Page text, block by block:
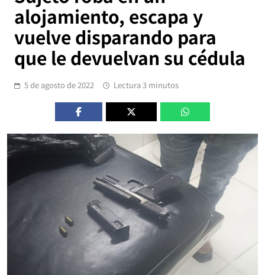
alojamiento, escapa y
vuelve disparando para
que le devuelvan su cédula
5 de agosto de 2022 Lectura 3 minutos